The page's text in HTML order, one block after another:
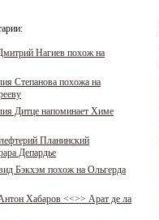
Нагиев похож на
Степанова похожа на
Дитце напоминает Химе
Планинский
Депардье
Бэкхэм похож на Ольгерда
Хабаров <<>> Арат де ла